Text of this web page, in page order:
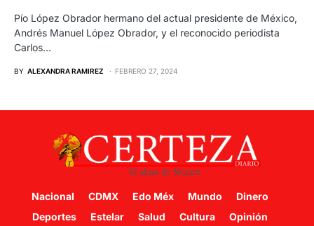
Pío López Obrador hermano del actual presidente de México,
Andrés Manuel López Obrador, y el reconocido periodista
Carlos…
BY ALEXANDRA RAMIREZ FEBRERO 27, 2024
Nacional CDMX Edo Méx Mundo
Dinero
Deportes
Estelar Salud Cultura Opinión